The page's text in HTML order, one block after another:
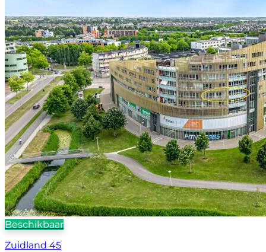
Beschikbaar
Zuidland 45